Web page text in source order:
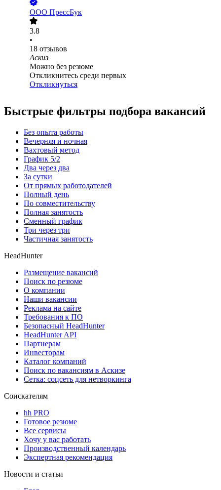
ООО ПрессБук
3.8
•
18 отзывов
Аскиз
Можно без резюме
Откликнитесь среди первых
Откликнуться
Быстрые фильтры подбора вакансий
Без опыта работы
Вечерняя и ночная
Вахтовый метод
График 5/2
Два через два
За сутки
От прямых работодателей
Полный день
По совместительству
Полная занятость
Сменный график
Три через три
Частичная занятость
HeadHunter
Размещение вакансий
Поиск по резюме
О компании
Наши вакансии
Реклама на сайте
Требования к ПО
Безопасный HeadHunter
HeadHunter API
Партнерам
Инвесторам
Каталог компаний
Поиск по вакансиям в Аскизе
Сетка: соцсеть для нетворкинга
Соискателям
hh PRO
Готовое резюме
Все сервисы
Хочу у вас работать
Производственный календарь
Экспертная рекомендация
Новости и статьи